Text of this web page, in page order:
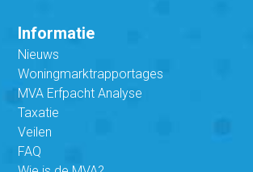
Informatie
Nieuws
Woningmarktrapportages
MVA Erfpacht Analyse
Taxatie
Veilen
FAQ